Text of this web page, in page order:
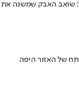
שואב האבק שמשנה את
של האזור היפה